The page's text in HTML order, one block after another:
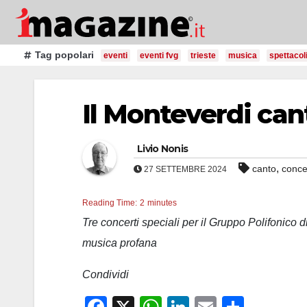
Salta
contenutoTag popolari eventi eventi fvg trieste musica spettacoli
Il Monteverdi
Livio Nonis
27 SETTEMBRE 2024 canto,
Reading Time: 2 minutes
Tre concerti speciali per il Gruppo Polifonico
musica profana
Condividi